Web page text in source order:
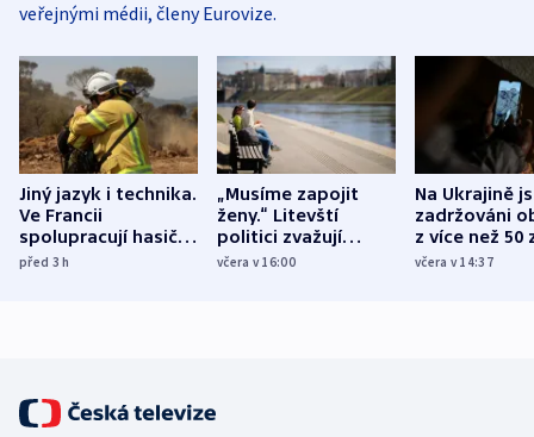
veřejnými médii, členy Eurovize.
Jiný jazyk i technika.
Ve Francii
spolupracují hasiči z
různých zemí
před 3h
„Musíme zapojit
ženy.“ Litevští
politici zvažují
dohodu o
včera v 16:00
Na Ukrajině
zadržováni
z více než 50
Bojovali na
včera v 14:37